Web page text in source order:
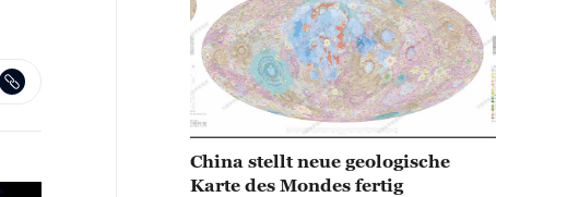
China stellt neue geologische
Karte des Mondes fertig